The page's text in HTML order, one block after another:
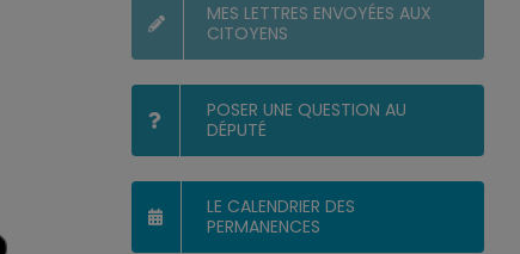
MES LETTRES ENVOYÉES AUX
CITOYENS
POSER UNE QUESTION AU
DÉPUTÉ
LE CALENDRIER DES
PERMANENCES